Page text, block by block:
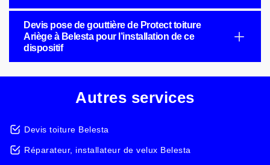
Devis pose de gouttière de Protect toiture
Ariège à Belesta pour l’installation de ce
dispositif
Autres services
Devis toiture Belesta
Réparateur, installateur de velux Belesta